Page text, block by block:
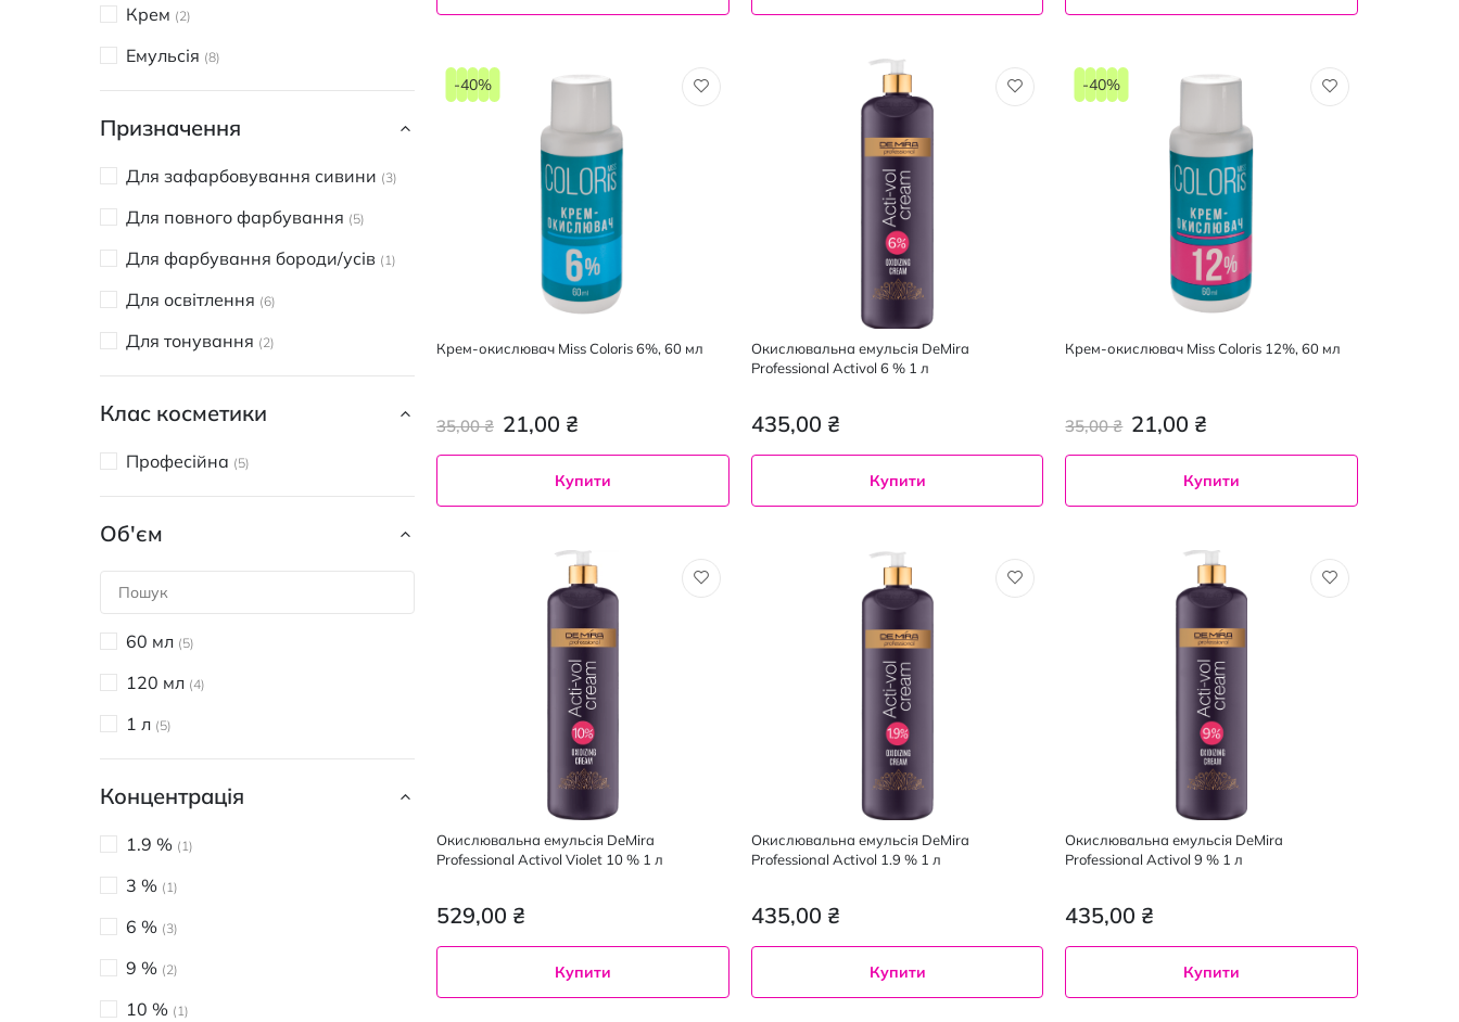
мл
Крем-окислювач Miss Coloris 6%, 60 мл
21,00 ₴
35,00 ₴
-40%
Купити
Окислювальна емульсія DeMira
Professional Activol 6 % 1 л
435,00 ₴
Купити
Крем-окислювач Miss Coloris 12%, 60 мл
21,00 ₴
35,00 ₴
-40%
Купити
Окислювальна емульсія DeMira
Professional Activol Violet 10 % 1 л
529,00 ₴
Купити
Окислювальна емульсія DeMira
Professional Activol 1.9 % 1 л
435,00 ₴
Купити
Окислювальна емульсія DeMira
Professional Activol 9 % 1 л
435,00 ₴
Купити
Крем 2
Емульсія 8
Призначення
Для зафарбовування сивини 3
Для повного фарбування 5
Для фарбування бороди/усів 1
Для освітлення 6
Для тонування 2
Клас косметики
Професійна 5
Об'єм
60 мл 5
120 мл 4
1 л 5
Концентрація
1.9 % 1
3 % 1
6 % 3
9 % 2
10 % 1